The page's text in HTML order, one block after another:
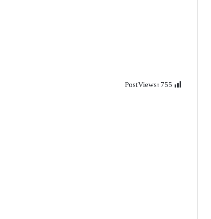
Post Views:755